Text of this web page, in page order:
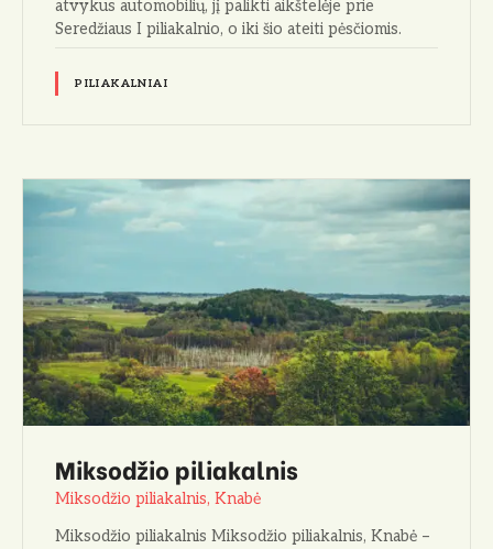
atvykus automobilių, jį palikti aikštelėje prie
Seredžiaus I piliakalnio, o iki šio ateiti pėsčiomis.
PILIAKALNIAI
Miksodžio piliakalnis
Miksodžio piliakalnis, Knabė
Miksodžio piliakalnis Miksodžio piliakalnis, Knabė –